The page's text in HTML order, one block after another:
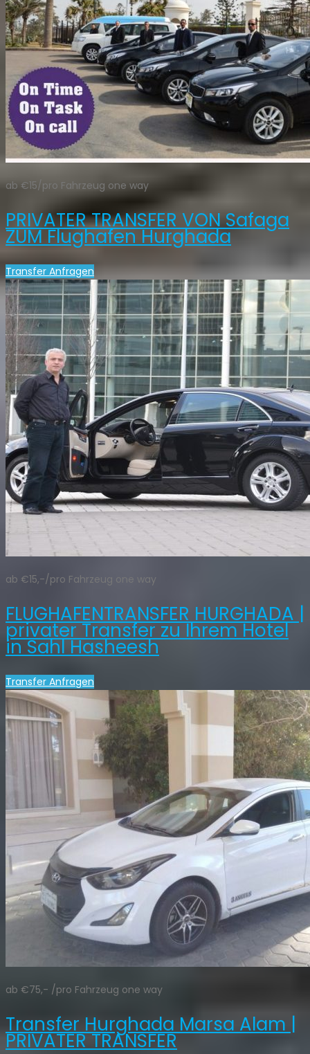
ab €15/pro Fahrzeug one way
PRIVATER TRANSFER VON Safaga
ZUM Flughafen Hurghada
Transfer Anfragen
ab €15,-/pro Fahrzeug one way
FLUGHAFENTRANSFER HURGHADA |
privater Transfer zu Ihrem Hotel
in Sahl Hasheesh
Transfer Anfragen
ab €75,- /pro Fahrzeug one way
Transfer Hurghada Marsa Alam |
PRIVATER TRANSFER